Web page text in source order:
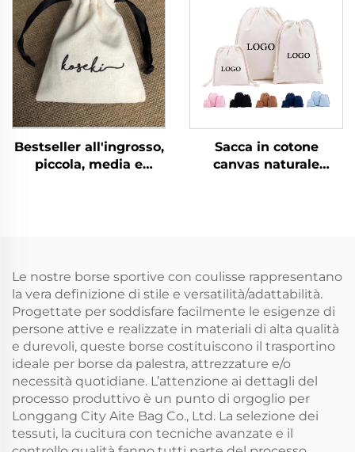
Organica e Sostenibile,
con Materiale in Juta,
per la Spiaggia e la
Spesa
mussolina bianca,
tessuto con doppio
cordino
Bestseller all'ingrosso,
piccola, media e
confezione
Sacca in cotone
canvas naturale
bianca con doppio
cordino per gioielli
Le nostre borse sportive con coulisse rappresentano
la vera definizione di stile e versatilità/adattabilità.
Progettate per soddisfare facilmente le esigenze di
persone attive e realizzate in materiali di alta qualità
e durevoli, queste borse costituiscono il trasportino
ideale per borse da palestra, attrezzature e/o
necessità quotidiane. L’attenzione ai dettagli del
processo produttivo è un punto di orgoglio per
Longgang City Aite Bag Co., Ltd. La selezione dei
tessuti, la cucitura con tecniche avanzate e il